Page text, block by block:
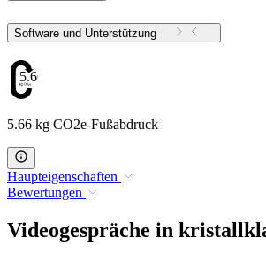
Software und Unterstützung
5.66
5.66 kg CO2e-Fußabdruck
Haupteigenschaften
Bewertungen
Videogespräche in